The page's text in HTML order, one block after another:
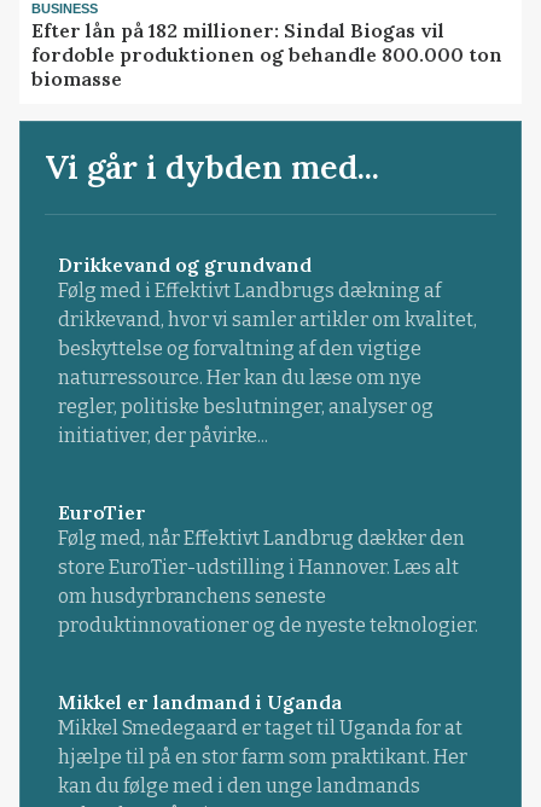
BUSINESS
Efter lån på 182 millioner: Sindal Biogas vil
fordoble produktionen og behandle 800.000 ton
biomasse
Vi går i dybden med...
Drikkevand og grundvand
Følg med i Effektivt Landbrugs dækning af
drikkevand, hvor vi samler artikler om kvalitet,
beskyttelse og forvaltning af den vigtige
naturressource. Her kan du læse om nye
regler, politiske beslutninger, analyser og
initiativer, der påvirke...
EuroTier
Følg med, når Effektivt Landbrug dækker den
store EuroTier-udstilling i Hannover. Læs alt
om husdyrbranchens seneste
produktinnovationer og de nyeste teknologier.
Mikkel er landmand i Uganda
Mikkel Smedegaard er taget til Uganda for at
hjælpe til på en stor farm som praktikant. Her
kan du følge med i den unge landmands